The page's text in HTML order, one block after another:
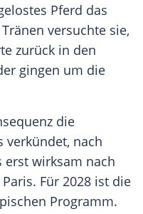
Pferd das
versuchte sie,
zurück in den
gingen um die
die
verkündet, nach
erst wirksam nach
Für 2028 ist die
Programm.